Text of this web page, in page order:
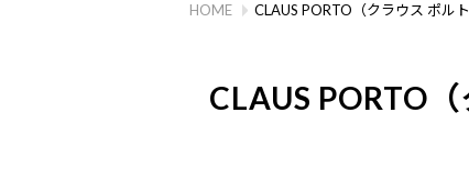
HOME CLAUS PORTO（クラウス ポル
CLAUS PORTO